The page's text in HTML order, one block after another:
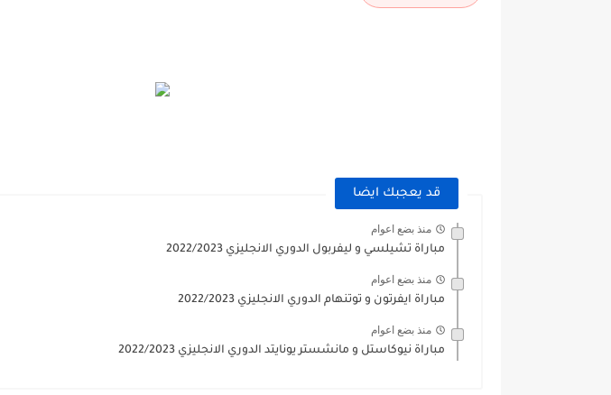
قد يعجبك ايضا
منذ بضع اعوام
مباراة تشيلسي و ليفربول الدوري الانجليزي 2022/2023
منذ بضع اعوام
مباراة ايفرتون و توتنهام الدوري الانجليزي 2022/2023
منذ بضع اعوام
مباراة نيوكاستل و مانشستر يونايتد الدوري الانجليزي 2022/2023